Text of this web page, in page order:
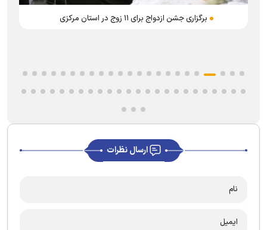
برگزاری جشن ازدواج برای ۱۱ زوج در استان مرکزی
ارسال نظرات